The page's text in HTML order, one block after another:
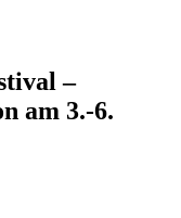
–
am 3.-6.